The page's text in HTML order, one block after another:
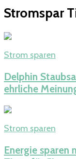
Stromspar
Strom sparen
Delphin
ehrliche
Strom sparen
Energie sparen